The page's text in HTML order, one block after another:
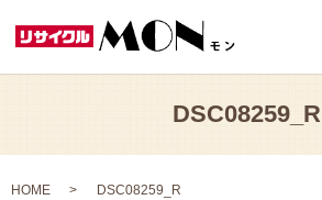
DSC08259_R
HOME DSC08259_R